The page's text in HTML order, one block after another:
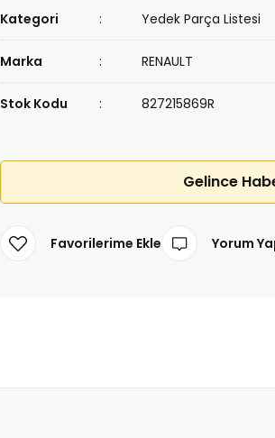
Kategori Yedek Parça Listesi
Marka RENAULT
Stok Kodu 827215869R
Gelince
Yorum